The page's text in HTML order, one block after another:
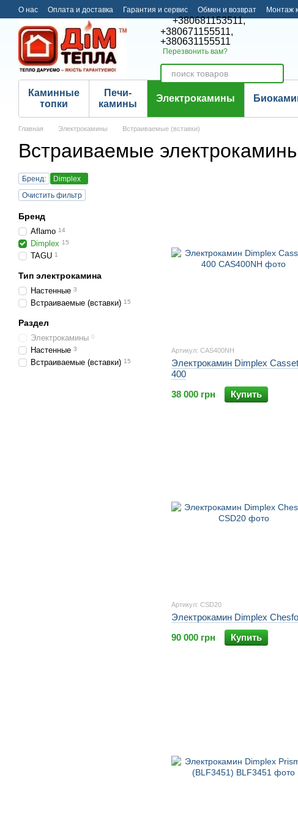
Перейти к основному контенту
О нас Оплата и доставка Гарантия и сервис Обмен и возврат Монтаж
+380681153511,
+380671155511,
+380631155511
Перезвонить вам?
Каминные
топки
Печи-
камины
Электрокамины
Главная Электрокамины Встраиваемые (вставки)
Встраиваемые
Артикул: CAS400NH
Электрокамин Dimplex
400
38 000 грн
Купить
Артикул: CSD20
Электрокамин Dimplex
90 000 грн
Купить
Бренд:
Dimplex
Очистить фильтр
Бренд
Aflamo 14
Dimplex 15
TAGU 1
Тип электрокамина
Настенные 3
Встраиваемые (вставки) 15
Раздел
Электрокамины 0
Настенные 3
Встраиваемые (вставки) 15